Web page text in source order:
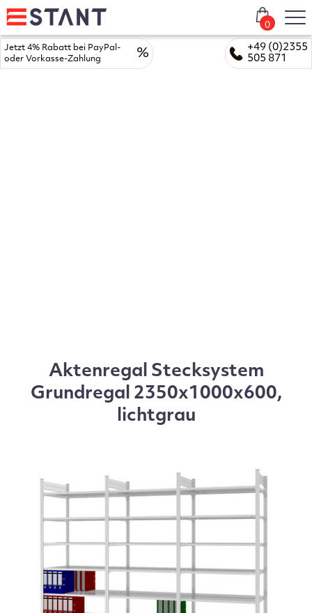
+49 (0)2355
505 871
Jetzt 4% Rabatt bei PayPal-
oder Vorkasse-Zahlung
%
0
Aktenregal Stecksystem
Grundregal 2350x1000x600,
lichtgrau